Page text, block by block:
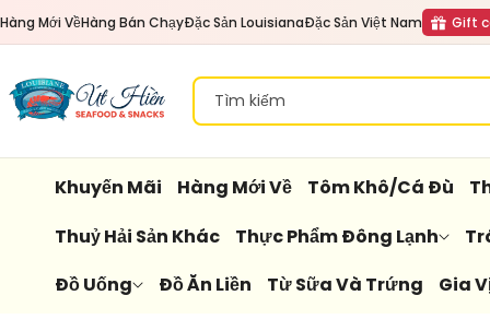
Đến Nội
Dung
Hàng Mới VềHàng Bán ChạyĐặc Sản LouisianaĐặc Sản Việt Nam Gift
Tìm kiếm
Khuyến Mãi Hàng Mới Về Tôm Khô/Cá Đù
Thuỷ Hải Sản Khác
Thực Phẩm Đông Lạnh
Đồ Uống
Đồ Ăn Liền Từ Sữa Và Trứng Gia